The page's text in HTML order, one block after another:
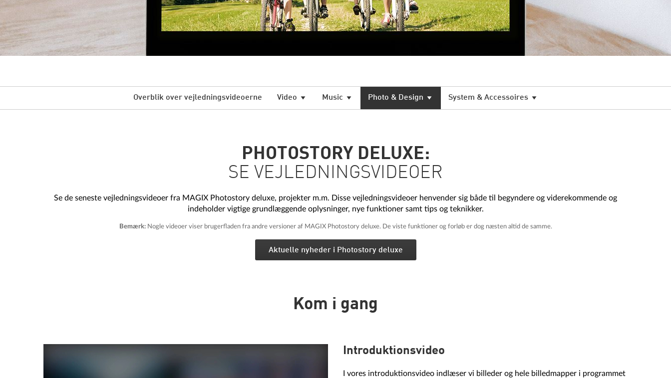
Overblik over vejledningsvideoerne Video Music Photo & Design System & Accessoires
PHOTOSTORY DELUXE:
SE VEJLEDNINGSVIDEOER
Se de seneste vejledningsvideoer fra MAGIX Photostory deluxe, projekter m.m. Disse vejledningsvideoer henvender sig både til begyndere og viderekommende og
indeholder vigtige grundlæggende oplysninger, nye funktioner samt tips og teknikker.
Bemærk: Nogle videoer viser brugerfladen fra andre versioner af MAGIX Photostory deluxe. De viste funktioner og forløb er dog næsten altid de samme.
Aktuelle nyheder i Photostory deluxe
Kom i gang
Introduktionsvideo
I vores introduktionsvideo indlæser vi billeder og hele billedmapper i programmet